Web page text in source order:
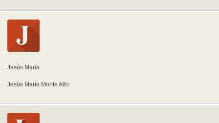
Jesús María
Jesús María Monte Alto